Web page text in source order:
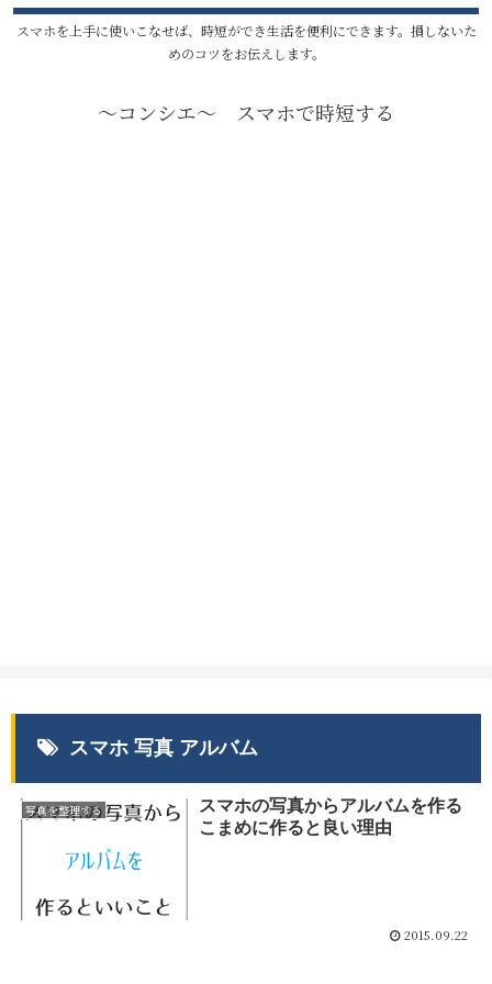
スマホを上手に使いこなせば、時短ができ生活を便利にできます。損しないた
めのコツをお伝えします。
〜コンシエ〜 スマホで時短する
スマホ 写真 アルバム
写真を整理する
スマホの写真からアルバムを作る
こまめに作ると良い理由
2015.09.22